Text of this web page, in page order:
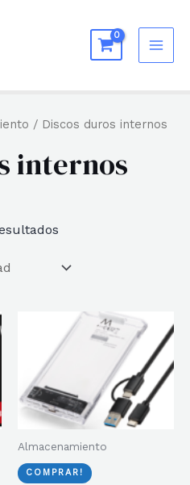
/ Discos duros internos
internos
Almacenamiento
COMPRAR!